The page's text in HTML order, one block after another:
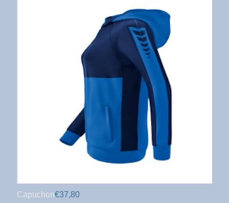
Capuchon€37,80